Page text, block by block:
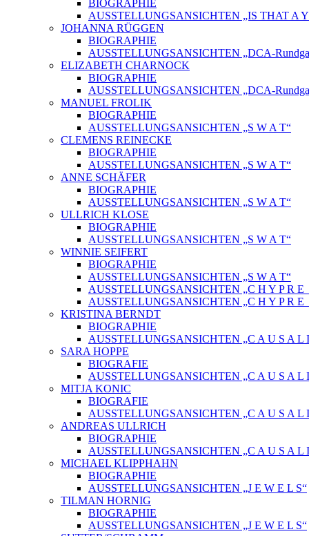
BIOGRAPHIE
AUSSTELLUNGSANSICHTEN „IS THAT A
JOHANNA RÜGGEN
BIOGRAPHIE
AUSSTELLUNGSANSICHTEN „DCA-
ELIZABETH CHARNOCK
BIOGRAPHIE
AUSSTELLUNGSANSICHTEN „DCA-
MANUEL FROLIK
BIOGRAPHIE
AUSSTELLUNGSANSICHTEN „S W A T“
CLEMENS REINECKE
BIOGRAPHIE
AUSSTELLUNGSANSICHTEN „S W A T“
ANNE SCHÄFER
BIOGRAPHIE
AUSSTELLUNGSANSICHTEN „S W A T“
ULLRICH KLOSE
BIOGRAPHIE
AUSSTELLUNGSANSICHTEN „S W A T“
WINNIE SEIFERT
BIOGRAPHIE
AUSSTELLUNGSANSICHTEN „S W A T“
AUSSTELLUNGSANSICHTEN „C H Y P R
AUSSTELLUNGSANSICHTEN „C H Y P R
KRISTINA BERNDT
BIOGRAPHIE
AUSSTELLUNGSANSICHTEN „C A U S A L
SARA HOPPE
BIOGRAFIE
AUSSTELLUNGSANSICHTEN „C A U S A L
MITJA KONIC
BIOGRAFIE
AUSSTELLUNGSANSICHTEN „C A U S A L
ANDREAS ULLRICH
BIOGRAPHIE
AUSSTELLUNGSANSICHTEN „C A U S A L
MICHAEL KLIPPHAHN
BIOGRAPHIE
AUSSTELLUNGSANSICHTEN „J E W E L S“
TILMAN HORNIG
BIOGRAPHIE
AUSSTELLUNGSANSICHTEN „J E W E L S“